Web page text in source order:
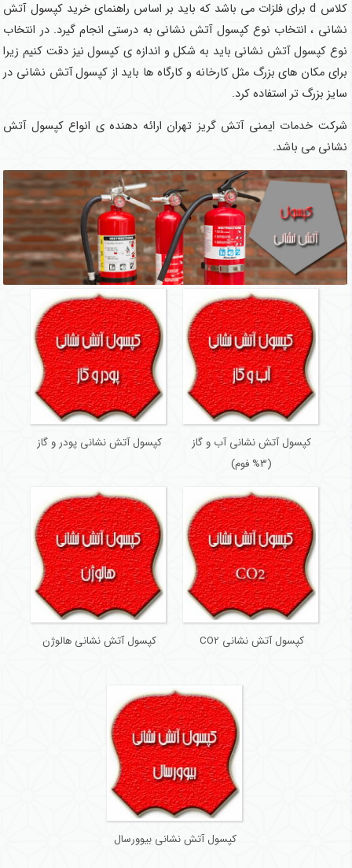
کلاس d برای فلزات می باشد که باید بر اساس راهنمای خرید کپسول آتش
نشانی ، انتخاب نوع کپسول آتش نشانی به درستی انجام گیرد. در انتخاب
نوع کپسول آتش نشانی باید به شکل و اندازه ی کپسول نیز دقت کنیم زیرا
برای مکان های بزرگ مثل کارخانه و کارگاه ها باید از کپسول آتش نشانی در
سایز بزرگ تر استفاده کرد.
شرکت خدمات ایمنی آتش گریز تهران ارائه دهنده ی انواع کپسول آتش
نشانی می باشد.
كپسول آتش نشانی آب و گاز
(3% فوم)
کپسول آتش نشانی پودر و گاز
کپسول آتش نشانی CO2 کپسول آتش نشانی هالوژن
کپسول آتش نشانی بیوورسال